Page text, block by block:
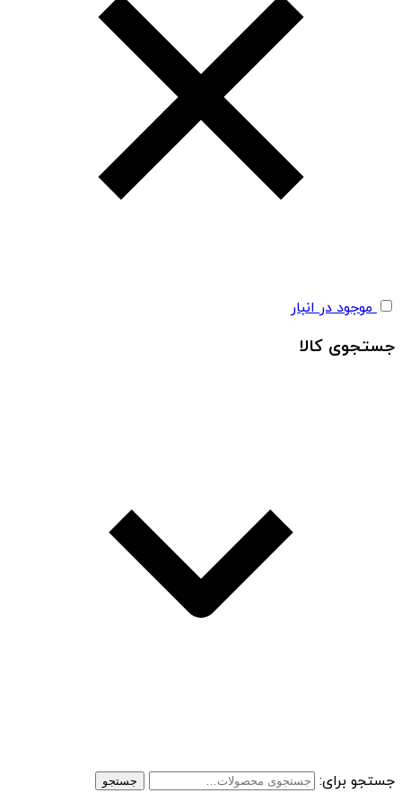
موجود در انبار
جستجوی کالا
جستجو برای: جستجو